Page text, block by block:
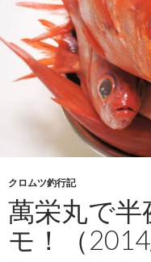
クロムツ釣行記
萬栄丸で半
モ！（